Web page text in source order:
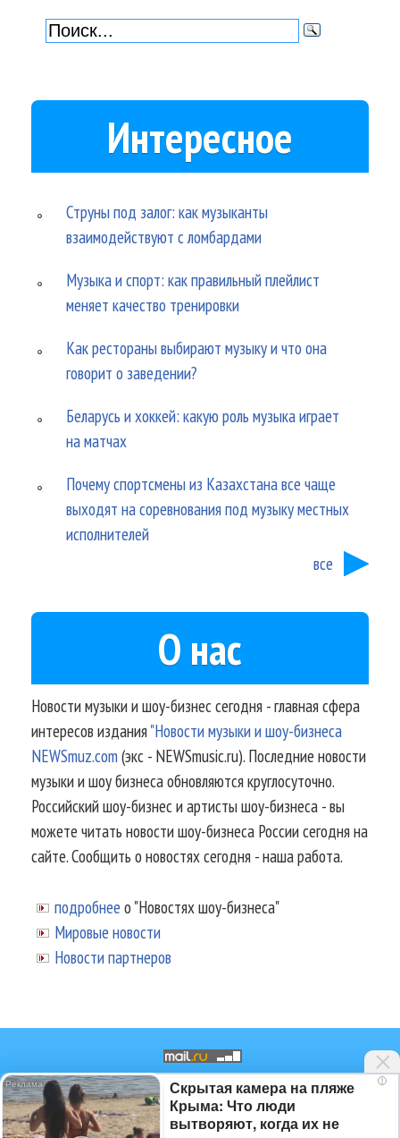
Интересное
Струны под залог: как музыканты
взаимодействуют с ломбардами
Музыка и спорт: как правильный плейлист
меняет качество тренировки
Как рестораны выбирают музыку и что она
говорит о заведении?
Беларусь и хоккей: какую роль музыка играет
на матчах
Почему спортсмены из Казахстана все чаще
выходят на соревнования под музыку местных
исполнителей
все
О нас
Новости музыки и шоу-бизнес сегодня - главная сфера
интересов издания"Новости музыки и шоу-бизнеса
NEWSmuz.com(экс - NEWSmusic.ru). Последние новости
музыки и шоу бизнеса обновляются круглосуточно.
Российский шоу-бизнес и артисты шоу-бизнеса - вы
можете читать новости шоу-бизнеса России сегодня на
сайте. Сообщить о новостях сегодня - наша работа.
подробнее о "Новостях шоу-бизнеса"
Мировые новости
Новости партнеров
© 2002-2026.Информационное
агентство NEWSmuz - последние
новости шоу-бизнеса России
i
Скрытая камера на пляже
Крыма: Что люди
вытворяют, когда их не